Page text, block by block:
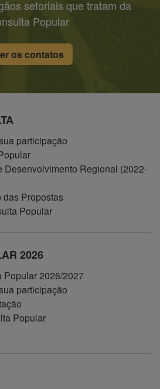
setoriais que tratam da
Popular
os contatos
participação
Desenvolvimento Regional (2022-
Propostas
Popular
2026
Popular 2026/2027
participação
Popular